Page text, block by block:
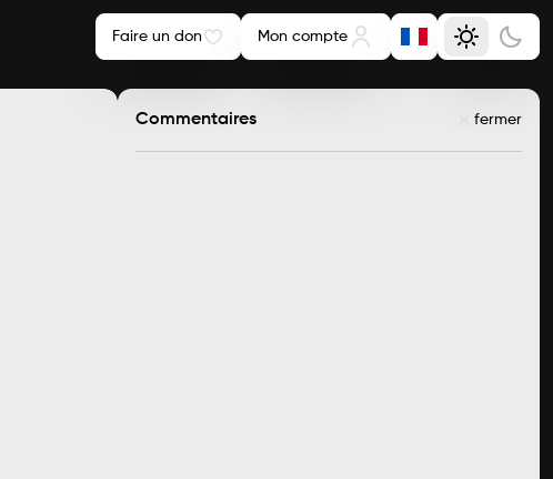
Faire un don Mon compte
Commentaires fermer